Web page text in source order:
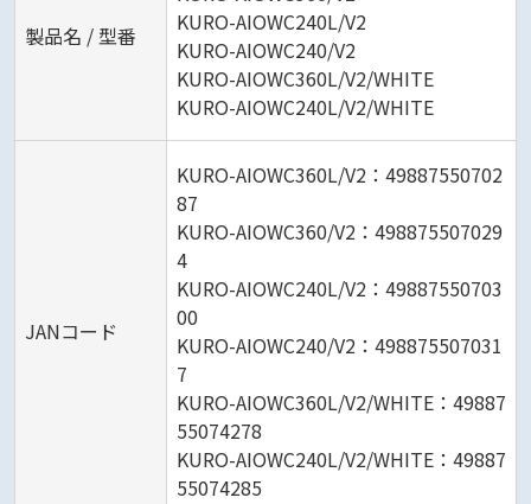
製品名 / 型番
KURO-AIOWC240L/V2
KURO-AIOWC240/V2
KURO-AIOWC360L/V2/WHITE
KURO-AIOWC240L/V2/WHITE
JANコード
KURO-AIOWC360L/V2：49887550702
87
KURO-AIOWC360/V2：498875507029
4
KURO-AIOWC240L/V2：49887550703
00
KURO-AIOWC240/V2：498875507031
7
KURO-AIOWC360L/V2/WHITE：49887
55074278
KURO-AIOWC240L/V2/WHITE：49887
55074285